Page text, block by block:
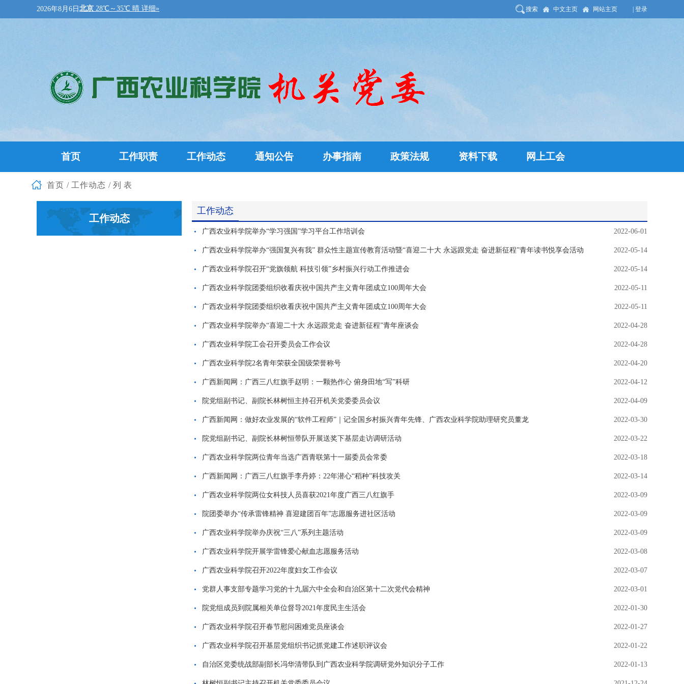
2026年8月6日 搜索 中文主页 网站主页 | 登录
首页 工作职责 工作动态 通知公告 办事指南 政策法规 资料下载 网上工会
首页 / 工作动态 /列表
工作动态
工作动态
2022-06-01
广西农业科学院举办“学习强国”学习平台工作培训会
2022-05-14
广西农业科学院举办“强国复兴有我” 群众性主题宣传教育活动暨“喜迎二十大 永远跟党走 奋进新征程”青年读书悦享会活动
2022-05-14
广西农业科学院召开“党旗领航 科技引领”乡村振兴行动工作推进会
2022-05-11
广西农业科学院团委组织收看庆祝中国共产主义青年团成立100周年大会
2022-05-11
广西农业科学院团委组织收看庆祝中国共产主义青年团成立100周年大会
2022-04-28
广西农业科学院举办“喜迎二十大 永远跟党走 奋进新征程”青年座谈会
2022-04-28
广西农业科学院工会召开委员会工作会议
2022-04-20
广西农业科学院2名青年荣获全国级荣誉称号
2022-04-12
广西新闻网：广西三八红旗手赵明：一颗热作心 俯身田地“写”科研
2022-04-09
院党组副书记、副院长林树恒主持召开机关党委委员会议
2022-03-30
广西新闻网：做好农业发展的“软件工程师”｜记全国乡村振兴青年先锋、广西农业科学院助理研究员董龙
2022-03-22
院党组副书记、副院长林树恒带队开展送奖下基层走访调研活动
2022-03-18
广西农业科学院两位青年当选广西青联第十一届委员会常委
2022-03-14
广西新闻网：广西三八红旗手李丹婷：22年潜心“稻种”科技攻关
2022-03-09
广西农业科学院两位女科技人员喜获2021年度广西三八红旗手
2022-03-09
院团委举办“传承雷锋精神 喜迎建团百年”志愿服务进社区活动
2022-03-09
广西农业科学院举办庆祝“三八”系列主题活动
2022-03-08
广西农业科学院开展学雷锋爱心献血志愿服务活动
2022-03-07
广西农业科学院召开2022年度妇女工作会议
2022-03-01
党群人事支部专题学习党的十九届六中全会和自治区第十二次党代会精神
2022-01-30
院党组成员到院属相关单位督导2021年度民主生活会
2022-01-27
广西农业科学院召开春节慰问困难党员座谈会
2022-01-22
广西农业科学院召开基层党组织书记抓党建工作述职评议会
2022-01-13
自治区党委统战部副部长冯华清带队到广西农业科学院调研党外知识分子工作